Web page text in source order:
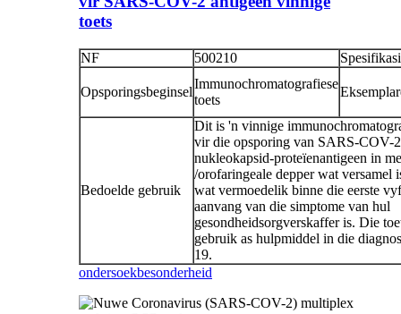
toets
NF 500210
Opsporingsbeginsel
Immunochromatografiese
toets
Bedoelde gebruik
Dit is 'n vinnige
vir die opsporing van SARS-COV-
nukleokapsid-proteïenantigeen in
/orofaringeale depper wat versamel
wat vermoedelik binne die eerste
aanvang van die simptome van hul
gesondheidsorgverskaffer is. Die
gebruik as hulpmiddel in die
19.
ondersoekbesonderheid